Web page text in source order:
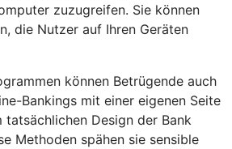
zuzugreifen. Sie können
die Nutzer auf Ihren Geräten
können Betrügende auch
Bankings mit einer eigenen Seite
tatsächlichen Design der Bank
Methoden spähen sie sensible